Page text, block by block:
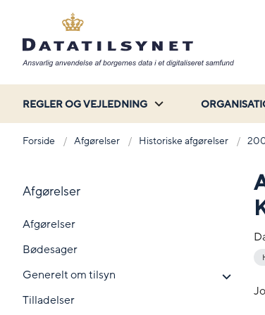
REGLER OG VEJLEDNING
Forside Afgørelser Historiske afgørelser
Afgørelser
Afgørelser
Bødesager
Generelt om tilsyn
Tilladelser